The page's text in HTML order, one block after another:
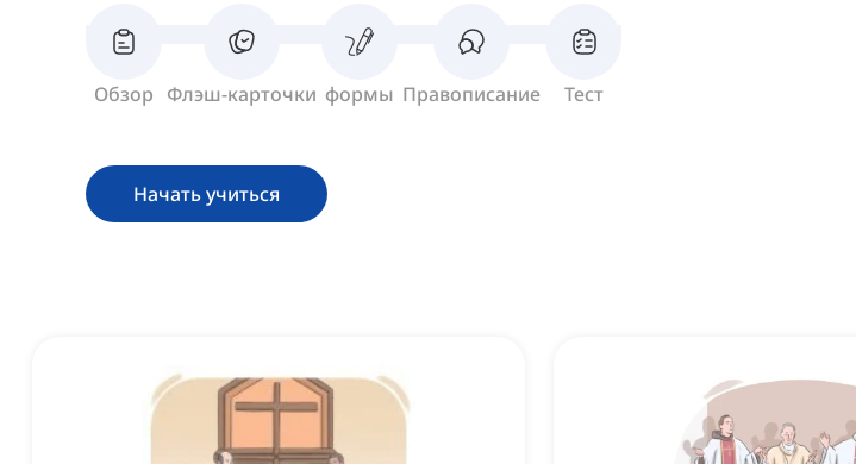
Обзор Флэш-карточки формы Правописание Тест
Начать учиться